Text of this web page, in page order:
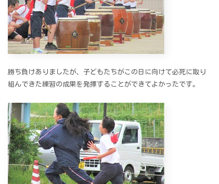
勝ち負けありましたが、子どもたちがこの日に向けて必死に取り
組んできた練習の成果を発揮することができてよかったです。